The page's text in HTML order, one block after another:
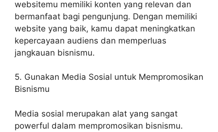
websitemu memiliki konten yang relevan dan
bermanfaat bagi pengunjung. Dengan memiliki
website yang baik, kamu dapat meningkatkan
kepercayaan audiens dan memperluas
jangkauan bisnismu.
5. Gunakan Media Sosial untuk Mempromosikan
Bisnismu
Media sosial merupakan alat yang sangat
powerful dalam mempromosikan bisnismu.